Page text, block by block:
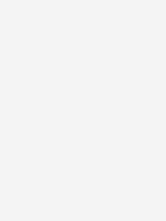
weshalb man durch die
für berufliche Karrieren
BSW unterstrich, dass Thüringen
SPD-Fraktionschef Lutz
sei wichtig, „dass der Zugang zu
sein darf“.Auch die Industrie-
die Initiative und sieht darin
höheren Berufsbildung und ihrer
Abschlüssen. Der Thüringer
Meisterausbildung genauso zu
oder Master-Abschlüsse.In
hundert Meisterprüfungen allein